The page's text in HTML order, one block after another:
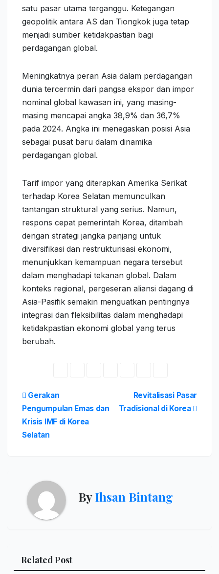
satu pasar utama terganggu. Ketegangan
geopolitik antara AS dan Tiongkok juga tetap
menjadi sumber ketidakpastian bagi
perdagangan global.
Meningkatnya peran Asia dalam perdagangan
dunia tercermin dari pangsa ekspor dan impor
nominal global kawasan ini, yang masing-
masing mencapai angka 38,9% dan 36,7%
pada 2024. Angka ini menegaskan posisi Asia
sebagai pusat baru dalam dinamika
perdagangan global.
Tarif impor yang diterapkan Amerika Serikat
terhadap Korea Selatan memunculkan
tantangan struktural yang serius. Namun,
respons cepat pemerintah Korea, ditambah
dengan strategi jangka panjang untuk
diversifikasi dan restrukturisasi ekonomi,
menunjukkan kemampuan negara tersebut
dalam menghadapi tekanan global. Dalam
konteks regional, pergeseran aliansi dagang di
Asia-Pasifik semakin menguatkan pentingnya
integrasi dan fleksibilitas dalam menghadapi
ketidakpastian ekonomi global yang terus
berubah.
Post
navigation
Revitalisasi Pasar
Tradisional di Korea
Gerakan
Pengumpulan Emas dan
Krisis IMF di Korea
Selatan
ByIhsan Bintang
Related Post